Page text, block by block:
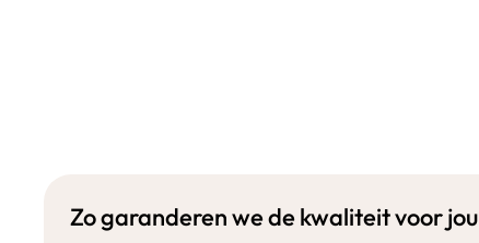
Zo garanderen we de kwaliteit voor jou